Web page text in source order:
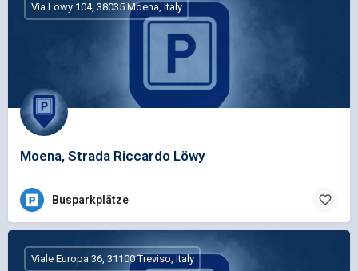
Moena, Strada Riccardo Löwy
Via Lowy 104, 38035 Moena, Italy
Busparkplätze
Viale Europa 36, 31100 Treviso, Italy